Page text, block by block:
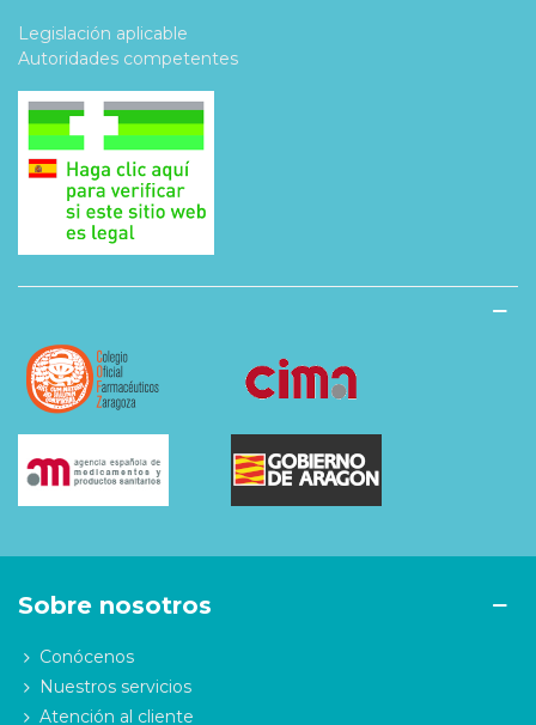
Legislación aplicable
Autoridades competentes
Sobre nosotros
Conócenos
Nuestros servicios
Atención al cliente